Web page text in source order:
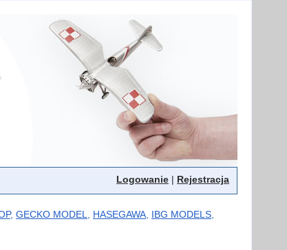
Logowanie | Rejestracja
, GECKO MODEL HASEGAWA IBG MODELS